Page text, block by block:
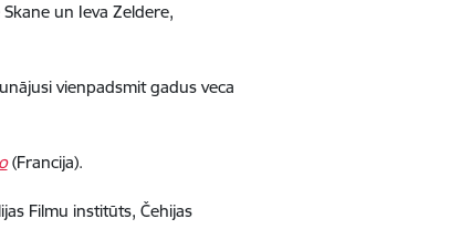
un Ieva Zeldere,
vienpadsmit gadus veca
(Francija).
Filmu institūts, Čehijas